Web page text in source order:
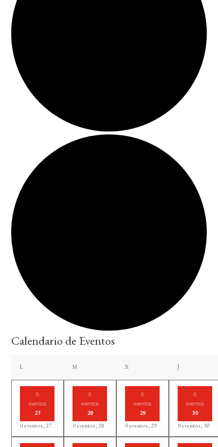
Calendario de Eventos
Llunes Mmartes Xmiércoles Jjueves
0
eventos
27
0 eventos,27
0
eventos
28
0 eventos,28
0
eventos
29
0 eventos,29
0
eventos
30
0 eventos, 30